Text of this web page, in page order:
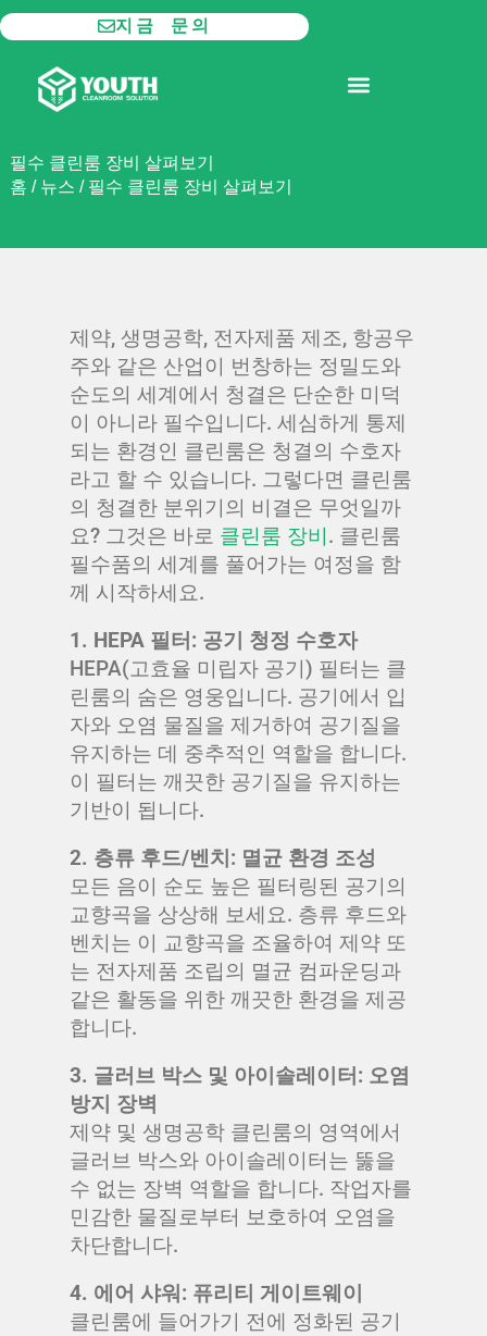
콘
텐
뛰
기
지금 문의
필수 클린룸 장비 살펴보기
홈 / 뉴스 / 필수 클린룸 장비 살펴보기
제약, 생명공학, 전자제품 제조, 항공우
주와 같은 산업이 번창하는 정밀도와
순도의 세계에서 청결은 단순한 미덕
이 아니라 필수입니다. 세심하게 통제
되는 환경인 클린룸은 청결의 수호자
라고 할 수 있습니다. 그렇다면 클린룸
의 청결한 분위기의 비결은 무엇일까
요? 그것은 바로 클린룸 장비. 클린룸
필수품의 세계를 풀어가는 여정을 함
께 시작하세요.
1. HEPA 필터: 공기 청정 수호자
HEPA(고효율 미립자 공기) 필터는 클
린룸의 숨은 영웅입니다. 공기에서 입
자와 오염 물질을 제거하여 공기질을
유지하는 데 중추적인 역할을 합니다.
이 필터는 깨끗한 공기질을 유지하는
기반이 됩니다.
2. 층류 후드/벤치: 멸균 환경 조성
모든 음이 순도 높은 필터링된 공기의
교향곡을 상상해 보세요. 층류 후드와
벤치는 이 교향곡을 조율하여 제약 또
는 전자제품 조립의 멸균 컴파운딩과
같은 활동을 위한 깨끗한 환경을 제공
합니다.
3. 글러브 박스 및 아이솔레이터: 오염
방지 장벽
제약 및 생명공학 클린룸의 영역에서
글러브 박스와 아이솔레이터는 뚫을
수 없는 장벽 역할을 합니다. 작업자를
민감한 물질로부터 보호하여 오염을
차단합니다.
4. 에어 샤워: 퓨리티 게이트웨이
클린룸에 들어가기 전에 정화된 공기